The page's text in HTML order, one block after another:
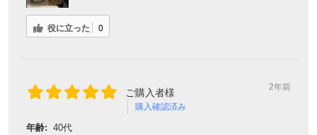
役に立った 0
ご購入者様
購入確認済み
2年前
年齢: 40代